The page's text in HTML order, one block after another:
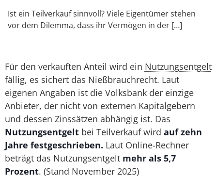
Ist ein Teilverkauf sinnvoll? Viele Eigentümer stehen
vor dem Dilemma, dass ihr Vermögen in der […]
Für den verkauften Anteil wird ein Nutzungsentgelt
fällig, es sichert das Nießbrauchrecht. Laut
eigenen Angaben ist die Volksbank der einzige
Anbieter, der nicht von externen Kapitalgebern
und dessen Zinssätzen abhängig ist. Das
Nutzungsentgeltbei Teilverkauf wird auf zehn
Jahre festgeschrieben. Laut Online-Rechner
beträgt das Nutzungsentgelt mehr als 5,7
Prozent. (Stand November 2025)